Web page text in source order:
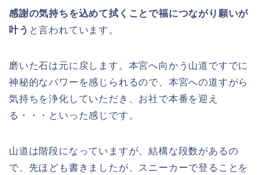
感謝の気持ちを込めて拭くことで福につながり願いが
叶う と言われています。
磨いた石は元に戻します。本宮へ向かう山道ですでに
神秘的なパワーを感じられるので、本宮への道すがら
気持ちを浄化していただき、お社で本番を迎え
る・・・といった感じです。
山道は階段になっていますが、結構な段数があるの
で、先ほども書きましたが、スニーカーで登ることを